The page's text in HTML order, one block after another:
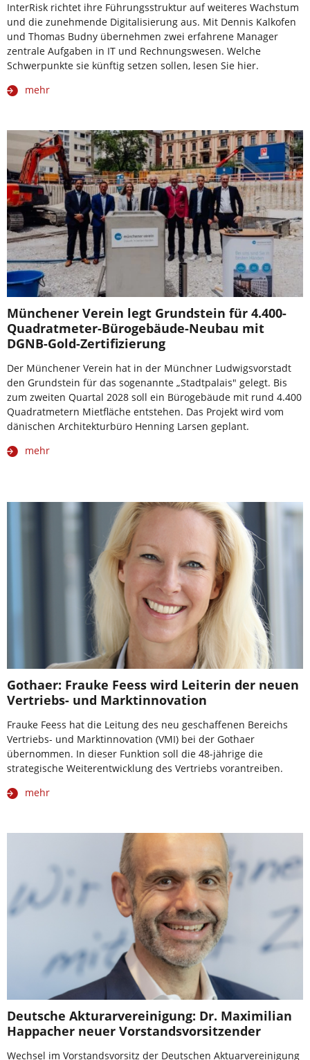
InterRisk richtet ihre Führungsstruktur auf weiteres Wachstum
und die zunehmende Digitalisierung aus. Mit Dennis Kalkofen
und Thomas Budny übernehmen zwei erfahrene Manager
zentrale Aufgaben in IT und Rechnungswesen. Welche
Schwerpunkte sie künftig setzen sollen, lesen Sie hier.
mehr
Münchener Verein legt Grundstein für 4.400-
Quadratmeter-Bürogebäude-Neubau mit
DGNB-Gold-Zertifizierung
Der Münchener Verein hat in der Münchner Ludwigsvorstadt
den Grundstein für das sogenannte „Stadtpalais" gelegt. Bis
zum zweiten Quartal 2028 soll ein Bürogebäude mit rund 4.400
Quadratmetern Mietfläche entstehen. Das Projekt wird vom
dänischen Architekturbüro Henning Larsen geplant.
mehr
Gothaer: Frauke Feess wird Leiterin der neuen
Vertriebs- und Marktinnovation
Frauke Feess hat die Leitung des neu geschaffenen Bereichs
Vertriebs- und Marktinnovation (VMI) bei der Gothaer
übernommen. In dieser Funktion soll die 48-jährige die
strategische Weiterentwicklung des Vertriebs vorantreiben.
mehr
Deutsche Akturarvereinigung: Dr. Maximilian
Happacher neuer Vorstandsvorsitzender
Wechsel im Vorstandsvorsitz der Deutschen Aktuarvereinigung